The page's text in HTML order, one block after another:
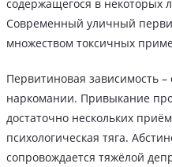
содержащегося в некоторых
Современный уличный
множеством токсичных
Первитиновая зависимость
наркомании. Привыкание
достаточно нескольких
психологическая тяга.
сопровождается тяжёлой